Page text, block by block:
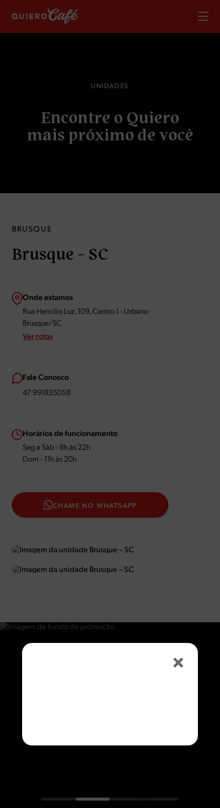
UNIDAD ES
Encontre o Quiero
mais próximo de você
BRUSQUE
Brusque – SC
Onde estamos
Rua Hercilio Luz, 109, Centro I - Urbano
Brusque/SC
Ver rotas
Fale Conosco
47 991835058
Horários de funcionamento
Seg a Sáb - 8h às 22h
Dom - 11h às 20h
CHAME NO WHATSAPP